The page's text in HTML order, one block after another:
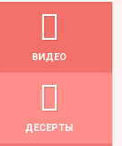
ВИДЕО
ДЕСЕРТЫ